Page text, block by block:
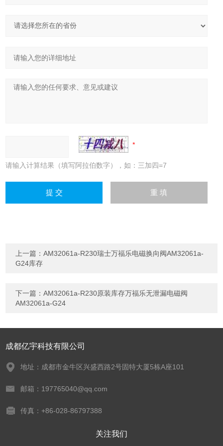
请输入计算结果（填写阿拉伯数字），如：三加四=7
上一篇：AM32061a-R230瑞士万福乐电磁换向阀AM32061a-
G24库存
下一篇：AM32061a-R230原装库存万福乐无泄漏电磁阀
AM32061a-G24
成都亿宇科技有限公司
地址：成都市金牛区兴盛西路2号固特大厦5栋A座101
邮箱：197765040@qq.com
传真：+86-028-86797388
关注我们